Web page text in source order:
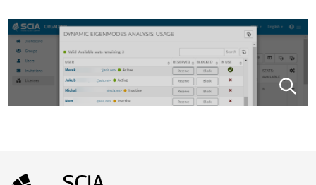
Menu patičky